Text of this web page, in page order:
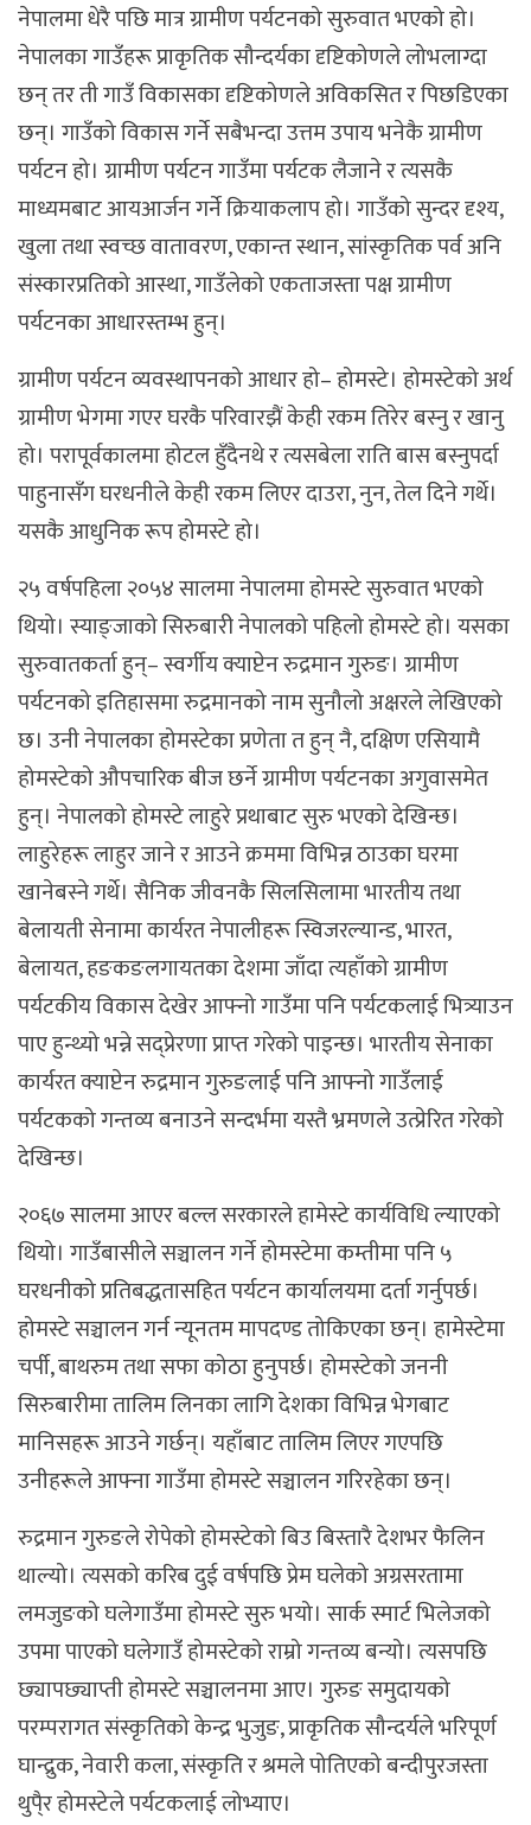
नेपालमा धेरै पछि मात्र ग्रामीण पर्यटनको सुरुवात भएको हो।
नेपालका गाउँहरू प्राकृतिक सौन्दर्यका दृष्टिकोणले लोभलाग्दा
छन् तर ती गाउँ विकासका दृष्टिकोणले अविकसित र पिछडिएका
छन्। गाउँको विकास गर्ने सबैभन्दा उत्तम उपाय भनेकै ग्रामीण
पर्यटन हो। ग्रामीण पर्यटन गाउँमा पर्यटक लैजाने र त्यसकै
माध्यमबाट आयआर्जन गर्ने क्रियाकलाप हो। गाउँको सुन्दर दृश्य,
खुला तथा स्वच्छ वातावरण, एकान्त स्थान, सांस्कृतिक पर्व अनि
संस्कारप्रतिको आस्था, गाउँलेको एकताजस्ता पक्ष ग्रामीण
पर्यटनका आधारस्तम्भ हुन्।
ग्रामीण पर्यटन व्यवस्थापनको आधार हो– होमस्टे। होमस्टेको अर्थ
ग्रामीण भेगमा गएर घरकै परिवारझैं केही रकम तिरेर बस्नु र खानु
हो। परापूर्वकालमा होटल हुँदैनथे र त्यसबेला राति बास बस्नुपर्दा
पाहुनासँग घरधनीले केही रकम लिएर दाउरा, नुन, तेल दिने गर्थे।
यसकै आधुनिक रूप होमस्टे हो।
२५ वर्षपहिला २०५४ सालमा नेपालमा होमस्टे सुरुवात भएको
थियो। स्याङ्जाको सिरुबारी नेपालको पहिलो होमस्टे हो। यसका
सुरुवातकर्ता हुन्– स्वर्गीय क्याप्टेन रुद्रमान गुरुङ। ग्रामीण
पर्यटनको इतिहासमा रुद्रमानको नाम सुनौलो अक्षरले लेखिएको
छ। उनी नेपालका होमस्टेका प्रणेता त हुन् नै, दक्षिण एसियामै
होमस्टेको औपचारिक बीज छर्ने ग्रामीण पर्यटनका अगुवासमेत
हुन्। नेपालको होमस्टे लाहुरे प्रथाबाट सुरु भएको देखिन्छ।
लाहुरेहरू लाहुर जाने र आउने क्रममा विभिन्न ठाउका घरमा
खानेबस्ने गर्थे। सैनिक जीवनकै सिलसिलामा भारतीय तथा
बेलायती सेनामा कार्यरत नेपालीहरू स्विजरल्यान्ड, भारत,
बेलायत, हङकङलगायतका देशमा जाँदा त्यहाँको ग्रामीण
पर्यटकीय विकास देखेर आफ्नो गाउँमा पनि पर्यटकलाई भित्र्याउन
पाए हुन्थ्यो भन्ने सद्प्रेरणा प्राप्त गरेको पाइन्छ। भारतीय सेनाका
कार्यरत क्याप्टेन रुद्रमान गुरुङलाई पनि आफ्नो गाउँलाई
पर्यटकको गन्तव्य बनाउने सन्दर्भमा यस्तै भ्रमणले उत्प्रेरित गरेको
देखिन्छ।
२०६७ सालमा आएर बल्ल सरकारले हामेस्टे कार्यविधि ल्याएको
थियो। गाउँबासीले सञ्चालन गर्ने होमस्टेमा कम्तीमा पनि ५
घरधनीको प्रतिबद्धतासहित पर्यटन कार्यालयमा दर्ता गर्नुपर्छ।
होमस्टे सञ्चालन गर्न न्यूनतम मापदण्ड तोकिएका छन्। हामेस्टेमा
चर्पी, बाथरुम तथा सफा कोठा हुनुपर्छ। होमस्टेको जननी
सिरुबारीमा तालिम लिनका लागि देशका विभिन्न भेगबाट
मानिसहरू आउने गर्छन्। यहाँबाट तालिम लिएर गएपछि
उनीहरूले आफ्ना गाउँमा होमस्टे सञ्चालन गरिरहेका छन्।
रुद्रमान गुरुङले रोपेको होमस्टेको बिउ बिस्तारै देशभर फैलिन
थाल्यो। त्यसको करिब दुई वर्षपछि प्रेम घलेको अग्रसरतामा
लमजुङको घलेगाउँमा होमस्टे सुरु भयो। सार्क स्मार्ट भिलेजको
उपमा पाएको घलेगाउँ होमस्टेको राम्रो गन्तव्य बन्यो। त्यसपछि
छ्यापछ्याप्ती होमस्टे सञ्चालनमा आए। गुरुङ समुदायको
परम्परागत संस्कृतिको केन्द्र भुजुङ, प्राकृतिक सौन्दर्यले भरिपूर्ण
घान्द्रुक, नेवारी कला, संस्कृति र श्रमले पोतिएको बन्दीपुरजस्ता
थुपै्र होमस्टेले पर्यटकलाई लोभ्याए।